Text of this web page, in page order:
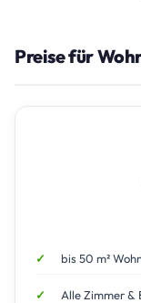
Preise für
bis 50 m²
Alle Zimmer &